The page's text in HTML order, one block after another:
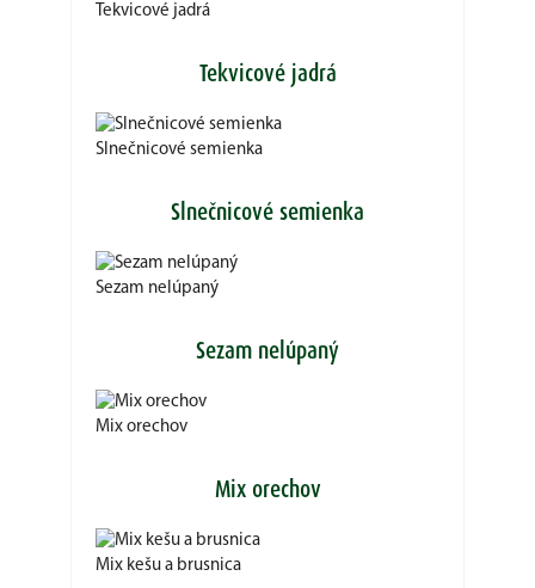
Tekvicové jadrá
Tekvicové jadrá
Slnečnicové semienka
Slnečnicové semienka
Sezam nelúpaný
Sezam nelúpaný
Mix orechov
Mix orechov
Mix kešu a brusnica